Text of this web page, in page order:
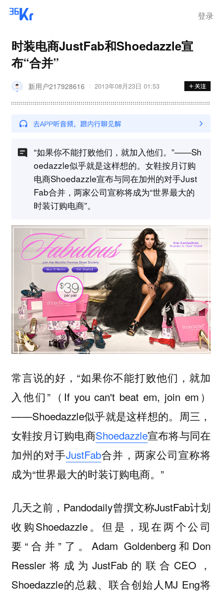
登录
时装电商JustFab和Shoedazzle宣
布“合并”
新用户217928616 2013年08月23日 01:53
“如果你不能打败他们，就加入他们。”——Sh
oedazzle似乎就是这样想的。女鞋按月订购
电商Shoedazzle宣布与同在加州的对手Just
Fab合并，两家公司宣称将成为“世界最大的
时装订购电商”。
常言说的好，“如果你不能打败他们，就加
入他们”（If you can't beat em, join em）
——Shoedazzle似乎就是这样想的。周三，
女鞋按月订购电商Shoedazzle宣布将与同在
加州的对手JustFab合并，两家公司宣称将
成为“世界最大的时装订购电商。”
几天之前，Pandodaily曾撰文称JustFab计划
收购Shoedazzle。但是，现在两个公司
要“合并”了。Adam Goldenberg和Don
Ressler将成为JustFab的联合CEO，
Shoedazzle的总裁、联合创始人MJ Eng将